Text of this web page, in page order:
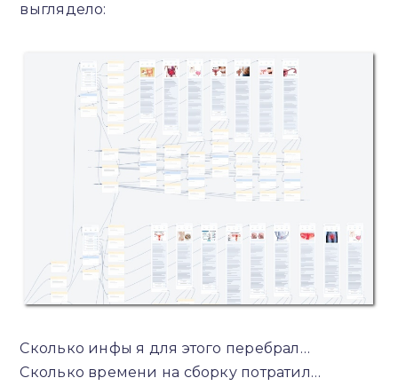
выглядело:
Сколько инфы я для этого перебрал…
Сколько времени на сборку потратил…